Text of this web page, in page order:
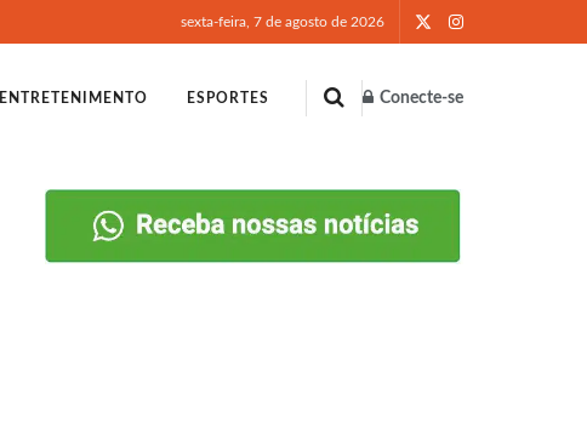
sexta-feira, 7 de agosto de 2026
ENTRETENIMENTO ESPORTES Conecte-se